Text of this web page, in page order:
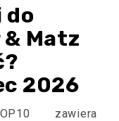
do
Matz
2026
zawiera